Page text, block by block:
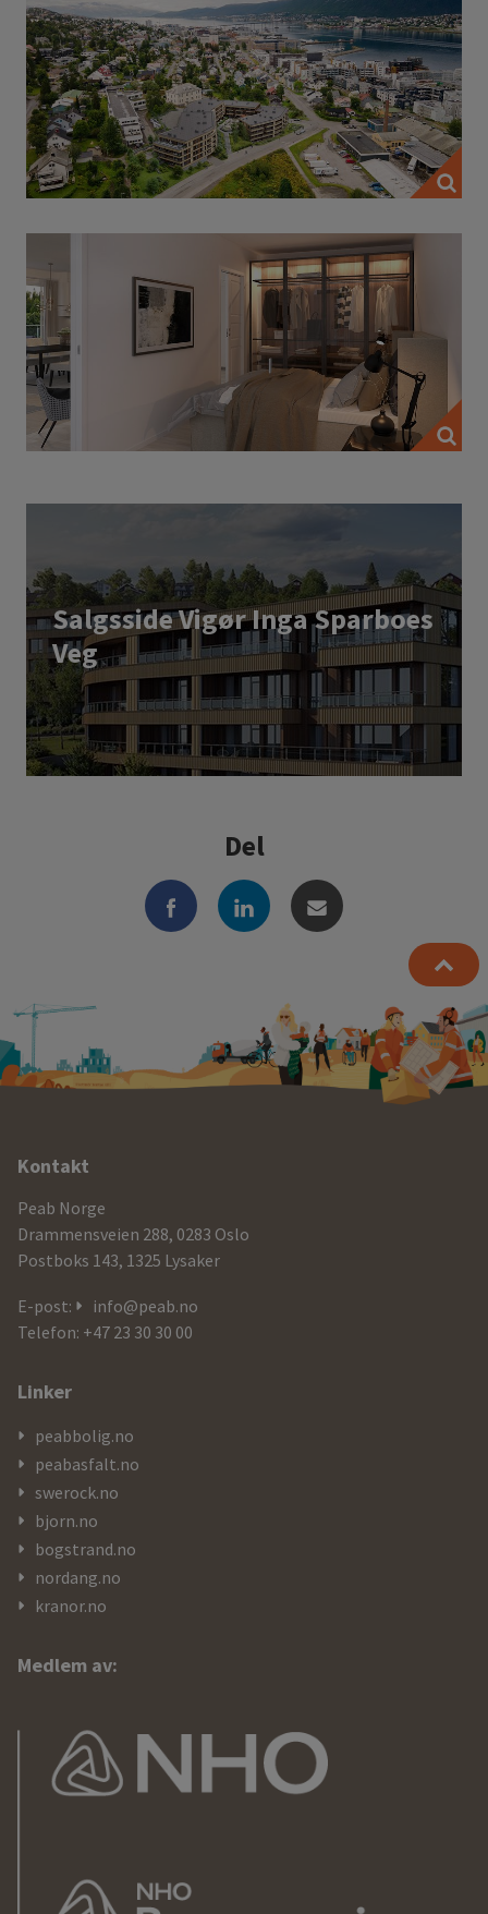
Salgsside Vigør Inga Sparboes
Veg
Del
Ytterligere
informasjon
og
kontaktdetaljer
Kontakt
Peab Norge
Drammensveien 288, 0283 Oslo
Postboks 143, 1325 Lysaker
E-post:
info@peab.no
Telefon: +47 23 30 30 00
Linker
peabbolig.no
peabasfalt.no
swerock.no
bjorn.no
bogstrand.no
nordang.no
kranor.no
Medlem av: